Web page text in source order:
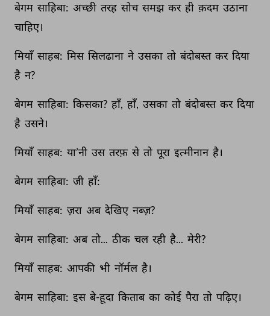
बेगम साहिबा: अच्छी तरह सोच समझ कर ही क़दम उठाना
चाहिए।
मियाँ साहब: मिस सिलढाना ने उसका तो बंदोबस्त कर दिया
है न?
बेगम साहिबा: किसका? हाँ, हाँ, उसका तो बंदोबस्त कर दिया
है उसने।
मियाँ साहब: या’नी उस तरफ़ से तो पूरा इत्मीनान है।
बेगम साहिबा: जी हाँ:
मियाँ साहब: ज़रा अब देखिए नब्ज़?
बेगम साहिबा: अब तो... ठीक चल रही है... मेरी?
मियाँ साहब: आपकी भी नॉर्मल है।
बेगम साहिबा: इस बे-हूदा किताब का कोई पैरा तो पढ़िए।